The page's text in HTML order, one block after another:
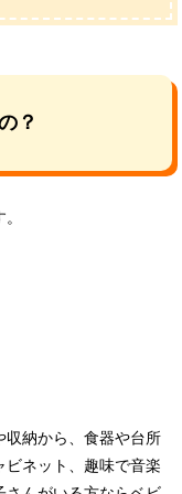
？
収納から、食器や台所
ネット、趣味で音楽